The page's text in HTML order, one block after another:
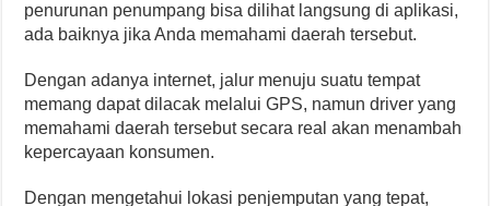
penurunan penumpang bisa dilihat langsung di aplikasi,
ada baiknya jika Anda memahami daerah tersebut.
Dengan adanya internet, jalur menuju suatu tempat
memang dapat dilacak melalui GPS, namun driver yang
memahami daerah tersebut secara real akan menambah
kepercayaan konsumen.
Dengan mengetahui lokasi penjemputan yang tepat,